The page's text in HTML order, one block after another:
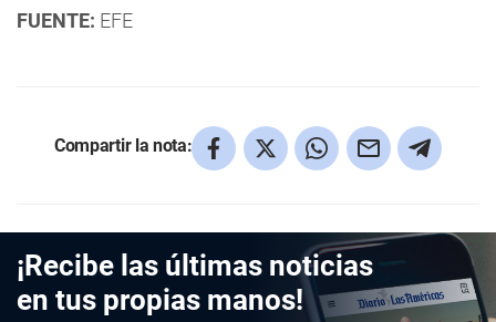
FUENTE: EFE
Compartir la nota:
¡Recibe las últimas noticias
en tus propias manos!